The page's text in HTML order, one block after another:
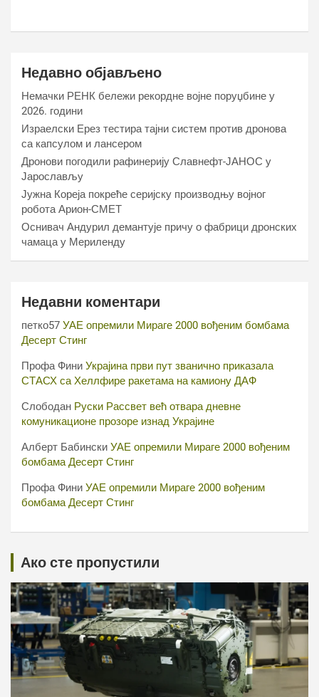
Недавно објављено
Немачки РЕНК бележи рекордне војне поруџбине у
2026. години
Израелски Ерез тестира тајни систем против дронова
са капсулом и лансером
Дронови погодили рафинерију Славнефт-ЈАНОС у
Јарослављу
Јужна Кореја покреће серијску производњу војног
робота Арион-СМЕТ
Оснивач Андурил демантује причу о фабрици дронских
чамаца у Мериленду
Недавни коментари
петко57 УАЕ опремили Мираге 2000 вођеним бомбама
Десерт Стинг
Профа Фини Украјина први пут званично приказала
СТАСХ са Хеллфире ракетама на камиону ДАФ
Слободан Руски Рассвет већ отвара дневне
комуникационе прозоре изнад Украјине
Алберт Бабински УАЕ опремили Мираге 2000 вођеним
бомбама Десерт Стинг
Профа Фини УАЕ опремили Мираге 2000 вођеним
бомбама Десерт Стинг
Ако сте пропустили